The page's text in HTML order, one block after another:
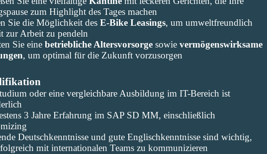
zum Highlight des Tages machen
Sie die Möglichkeit des E-Bike Leasings, um umweltfreundlich
zur Arbeit zu pendeln
Sie eine betriebliche Altersvorsorgesowie vermögenswirksame
, um optimal für die Zukunft vorzusorgen
oder eine vergleichbare Ausbildung im IT-Bereich ist
3 Jahre Erfahrung im SAP SD MM, einschließlich
Deutschkenntnisse und gute Englischkenntnisse sind wichtig,
mit internationalen Teams zu kommunizieren